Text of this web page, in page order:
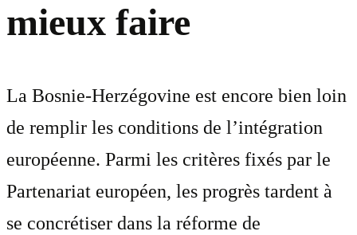
mieux faire
La Bosnie-Herzégovine est encore bien loin
de remplir les conditions de l’intégration
européenne. Parmi les critères fixés par le
Partenariat européen, les progrès tardent à
se concrétiser dans la réforme de